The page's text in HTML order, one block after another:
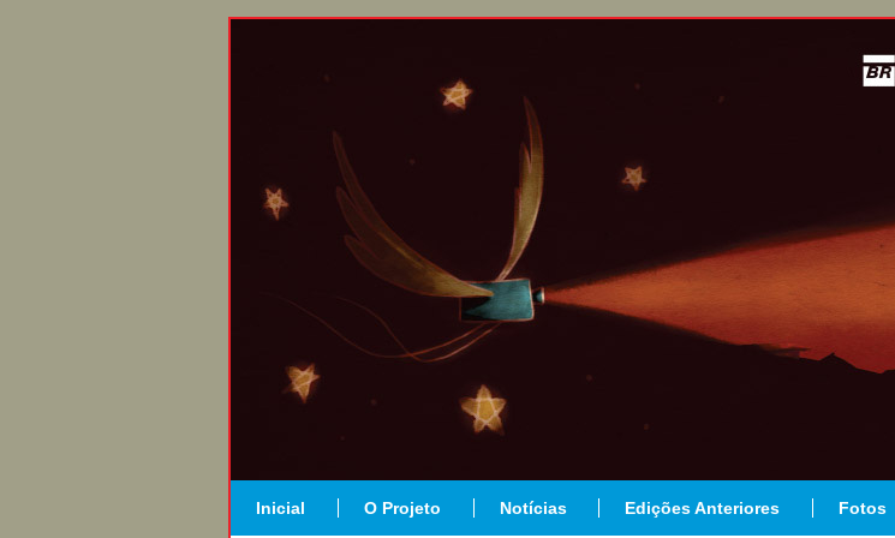
Inicial O Projeto Notícias Edições Anteriores Fotos